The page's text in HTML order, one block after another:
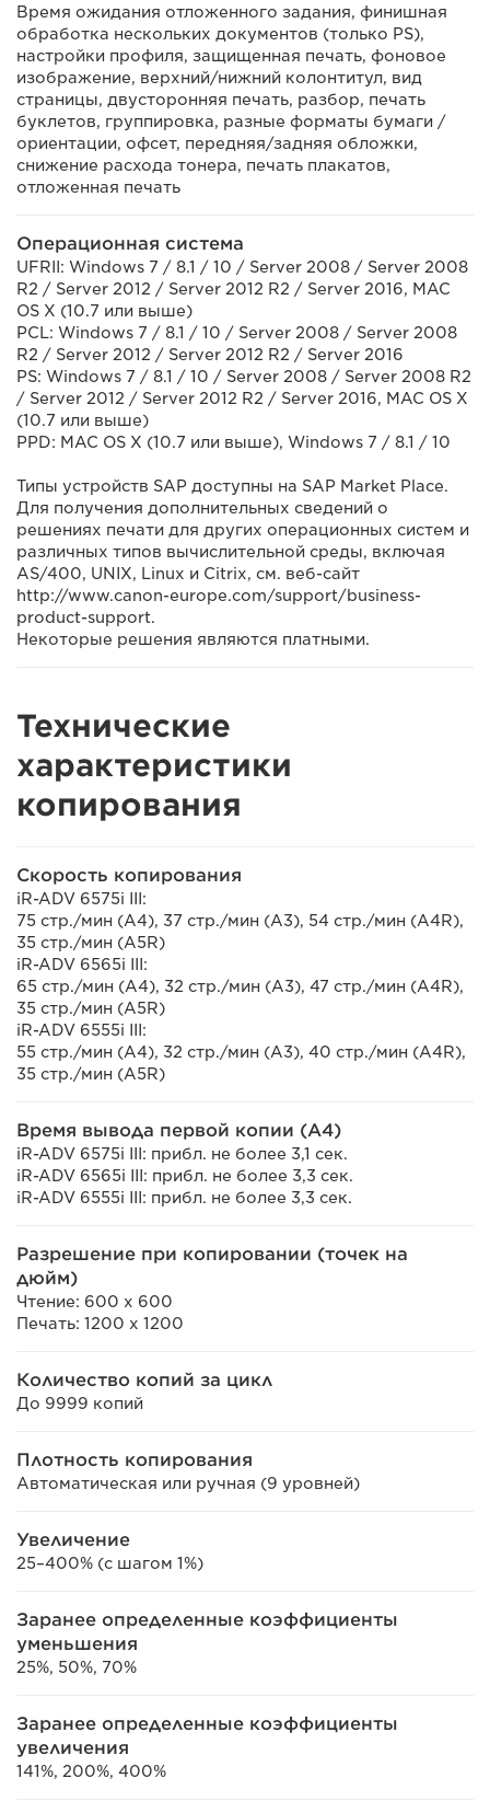
Время ожидания отложенного задания, финишная
обработка нескольких документов (только PS),
настройки профиля, защищенная печать, фоновое
изображение, верхний/нижний колонтитул, вид
страницы, двусторонняя печать, разбор, печать
буклетов, группировка, разные форматы бумаги /
ориентации, офсет, передняя/задняя обложки,
снижение расхода тонера, печать плакатов,
отложенная печать
Операционная система
UFRII: Windows 7 / 8.1 / 10 / Server 2008 / Server 2008
R2 / Server 2012 / Server 2012 R2 / Server 2016, MAC
OS X (10.7 или выше)
PCL: Windows 7 / 8.1 / 10 / Server 2008 / Server 2008
R2 / Server 2012 / Server 2012 R2 / Server 2016
PS: Windows 7 / 8.1 / 10 / Server 2008 / Server 2008 R2
/ Server 2012 / Server 2012 R2 / Server 2016, MAC OS X
(10.7 или выше)
PPD: MAC OS X (10.7 или выше), Windows 7 / 8.1 / 10
Типы устройств SAP доступны на SAP Market Place.
Для получения дополнительных сведений о
решениях печати для других операционных систем и
различных типов вычислительной среды, включая
AS/400, UNIX, Linux и Citrix, см. веб-сайт
http://www.canon-europe.com/support/business-
product-support.
Некоторые решения являются платными.
Технические
характеристики
копирования
Скорость копирования
iR-ADV 6575i III:
75 стр./мин (A4), 37 стр./мин (A3), 54 стр./мин (A4R),
35 стр./мин (A5R)
iR-ADV 6565i III:
65 стр./мин (A4), 32 стр./мин (A3), 47 стр./мин (A4R),
35 стр./мин (A5R)
iR-ADV 6555i III:
55 стр./мин (A4), 32 стр./мин (A3), 40 стр./мин (A4R),
35 стр./мин (A5R)
Время вывода первой копии (A4)
iR-ADV 6575i III: прибл. не более 3,1 сек.
iR-ADV 6565i III: прибл. не более 3,3 сек.
iR-ADV 6555i III: прибл. не более 3,3 сек.
Разрешение при копировании (точек на
дюйм)
Чтение: 600 x 600
Печать: 1200 x 1200
Количество копий за цикл
До 9999 копий
Плотность копирования
Автоматическая или ручная (9 уровней)
Увеличение
25–400% (с шагом 1%)
Заранее определенные коэффициенты
уменьшения
25%, 50%, 70%
Заранее определенные коэффициенты
увеличения
141%, 200%, 400%